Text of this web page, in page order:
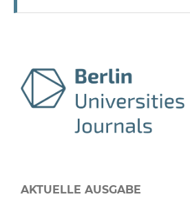
AKTUELLE AUSGABE